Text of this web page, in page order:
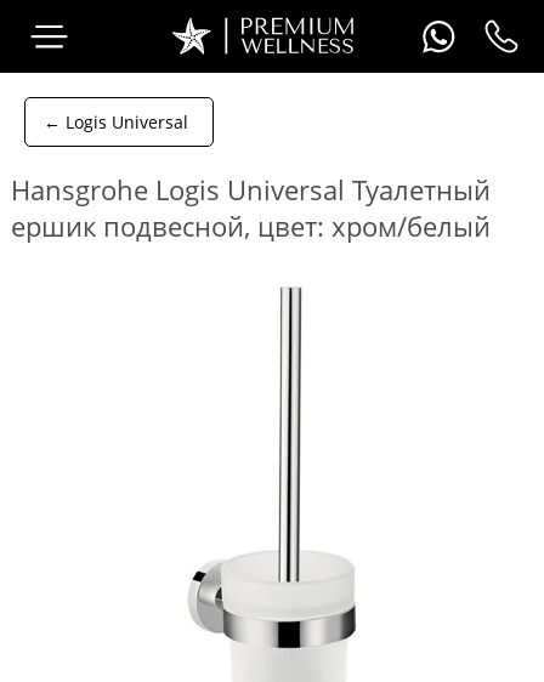
← Logis Universal
Hansgrohe Logis Universal Туалетный
ершик подвесной, цвет: хром/белый